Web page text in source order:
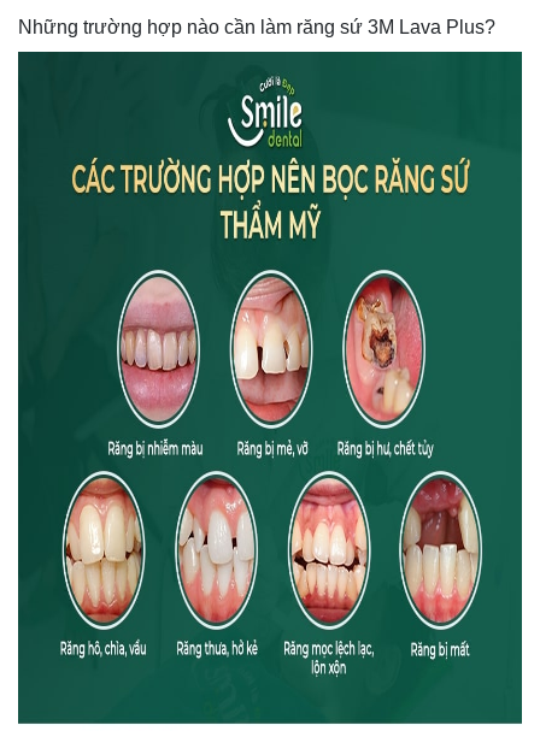
Những trường hợp nào cần làm răng sứ 3M Lava Plus?